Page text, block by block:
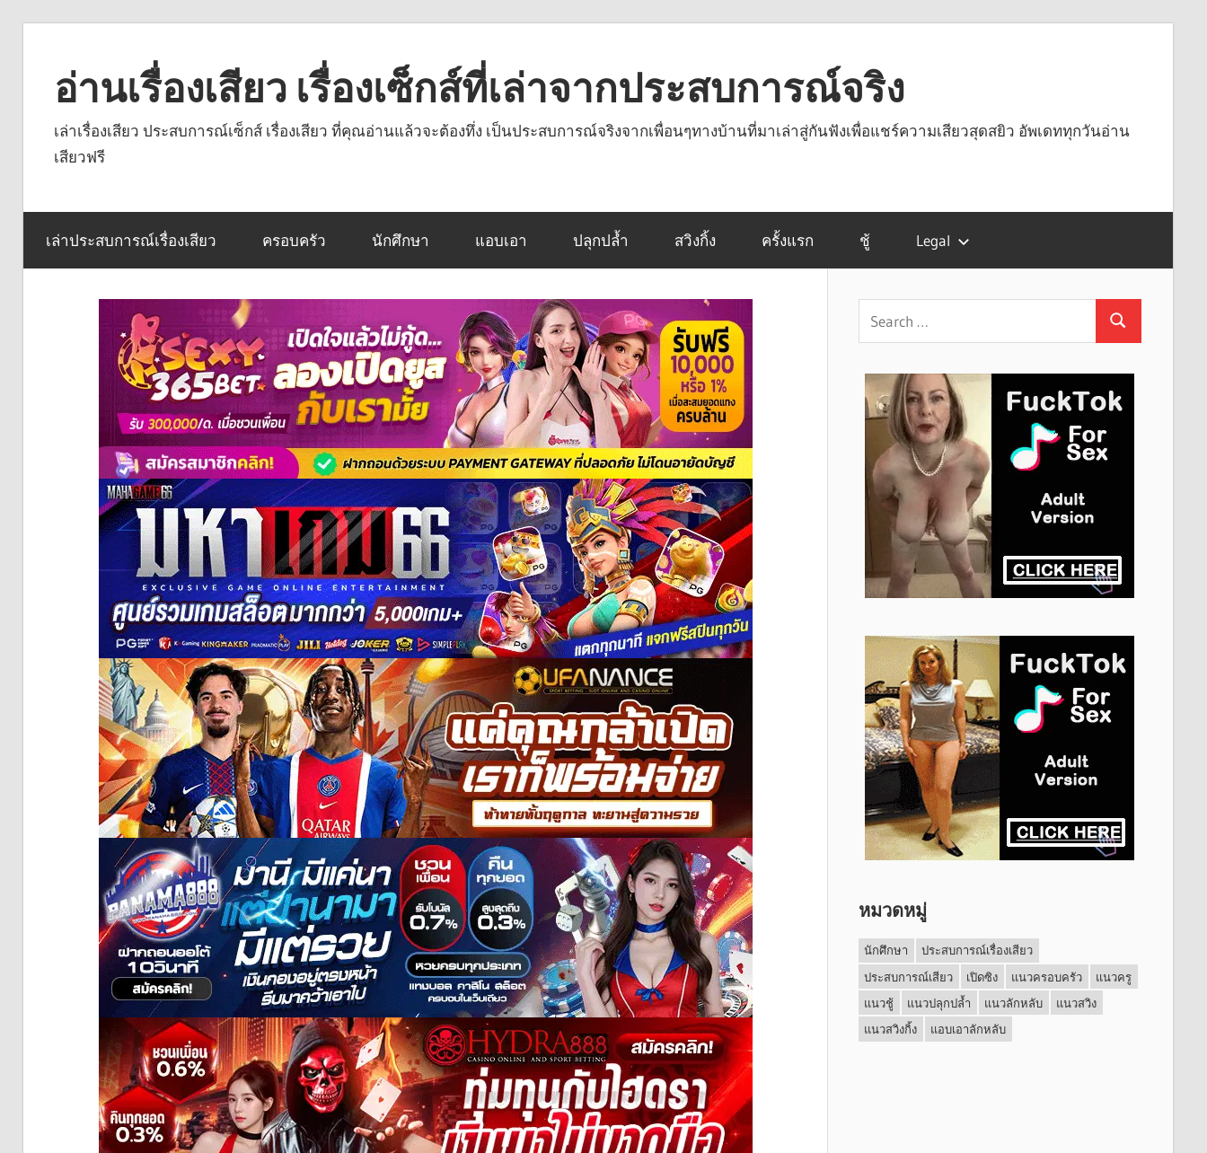
contentอ่านเรื่องเสียว เรื่องเซ็กส์ที่เล่าจากประสบการณ์จริง
เล่าเรื่องเสียว ประสบการณ์เซ็กส์ เรื่องเสียว ที่คุณอ่านแล้วจะต้องทึ่ง เป็นประสบการณ์จริงจากเพื่อนๆทางบ้านที่มาเล่าสู่กันฟังเพื่อแชร์ความเสียวสุดสยิว อัพเดททุกวันอ่าน
เสียวฟรี
เล่าประสบการณ์เรื่องเสียว ครอบครัว นักศึกษา แอบเอา ปลุกปล้ำ สวิงกิ้ง ครั้งแรก ชู้ Legal
หมวดหมู่
นักศึกษา
ประสบการณ์เรื่องเสียว
ประสบการณ์เสียว
เปิดซิง แนวครอบครัว
แนวครู
แนวชู้
แนวปลุกปล้ำ แนวลักหลับ
แนวสวิง
แนวสวิงกิ้ง
แอบเอาลักหลับ